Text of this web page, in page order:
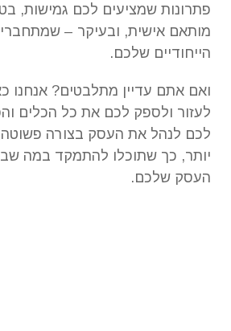
פתרונות שמציעים לכם גמישות,
מותאם אישית, ובעיקר –
הייחודיים שלכם.
ואם אתם עדיין מתלבטים? אנחנו
לעזור ולספק לכם את כל הכלים
לכם לנהל את העסק בצורה
יותר, כך שתוכלו להתמקד במה
העסק שלכם.